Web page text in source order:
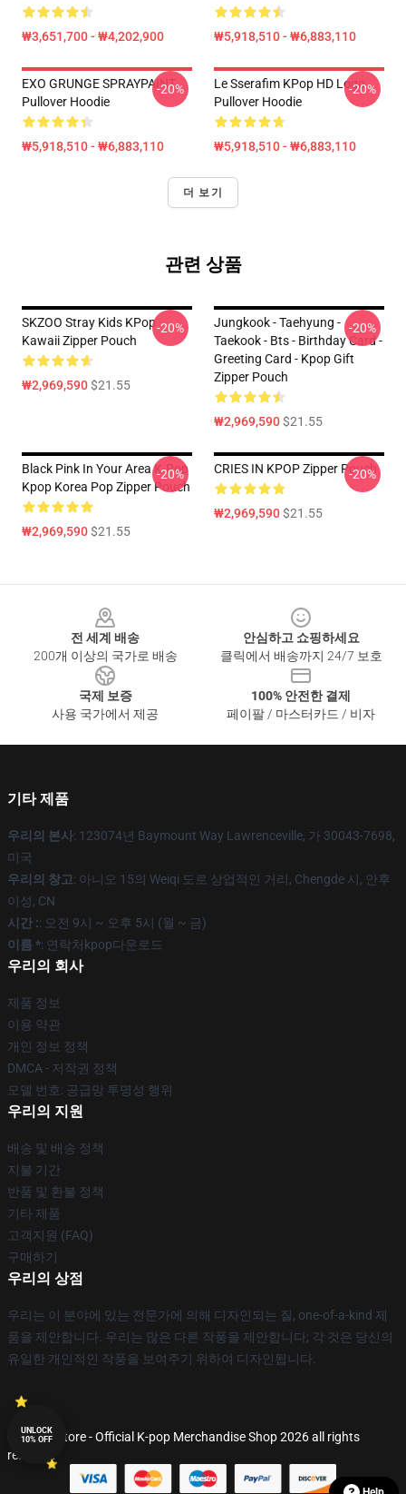
₩3,651,700 - ₩4,202,900 ₩5,918,510 - ₩6,883,110
EXO GRUNGE SPRAYPAINT
Pullover Hoodie
₩5,918,510 - ₩6,883,110
-20%
Le Sserafim KPop HD Logo
Pullover Hoodie
₩5,918,510 - ₩6,883,110
-20%
더 보기
관련 상품
SKZOO Stray Kids KPop
Kawaii Zipper Pouch
₩2,969,590$21.55
-20%
Jungkook - Taehyung -
Taekook - Bts - Birthday Card -
Greeting Card - Kpop Gift
Zipper Pouch
₩2,969,590$21.55
-20%
Black Pink In Your Area K-Pop
Kpop Korea Pop Zipper Pouch
₩2,969,590$21.55
-20% CRIES IN KPOP Zipper Pouch
₩2,969,590$21.55
-20%
전 세계 배송
200개 이상의 국가로 배송
안심하고 쇼핑하세요
클릭에서 배송까지 24/7 보호
국제 보증
사용 국가에서 제공
100% 안전한 결제
페이팔 / 마스터카드 / 비자
기타 제품
우리의 본사: 123074년 Baymount Way Lawrenceville, 가 30043-7698,
미국
우리의 창고: 아니오 15의 Weiqi 도로 상업적인 거리, Chengde 시, 안후
이성, CN
시간 :: 오전 9시 ~ 오후 5시 (월 ~ 금)
이름 *: 연락처kpop다운로드
우리의 회사
제품 정보
이용 약관
개인 정보 정책
DMCA - 저작권 정책
모델 번호: 공급망 투명성 행위
우리의 지원
배송 및 배송 정책
지불 기간
반품 및 환불 정책
기타 제품
고객지원 (FAQ)
구매하기
우리의 상점
우리는 이 분야에 있는 전문가에 의해 디자인되는 질, one-of-a-kind 제
품을 제안합니다. 우리는 많은 다른 작풍을 제안합니다; 각 것은 당신의
유일한 개인적인 작풍을 보여주기 위하여 디자인됩니다.
© K-pop Store - Official K-pop Merchandise Shop 2026 all rights
reserved
UNLOCK
10% OFF